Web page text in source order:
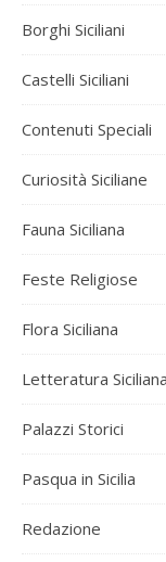
Borghi Siciliani
Castelli Siciliani
Contenuti Speciali
Curiosità Siciliane
Fauna Siciliana
Feste Religiose
Flora Siciliana
Letteratura Siciliana
Palazzi Storici
Pasqua in Sicilia
Redazione